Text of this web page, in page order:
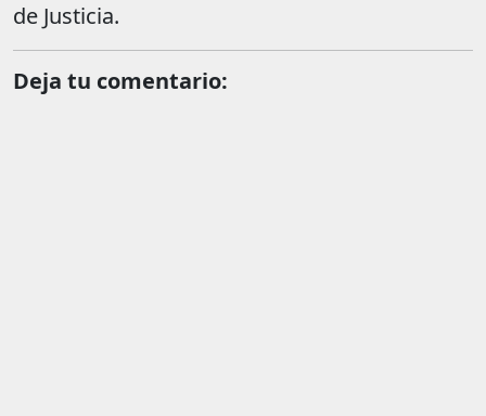
de Justicia.
Deja tu comentario: